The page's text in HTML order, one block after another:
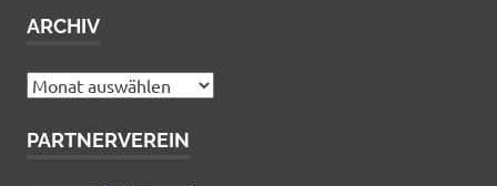
ARCHIV
Archiv
PARTNERVEREIN